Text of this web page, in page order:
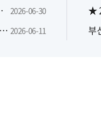
요 설문조사 2026-06-30
공공데이터 활용 상위 TOP10(2026년 5월) 2026-06-11